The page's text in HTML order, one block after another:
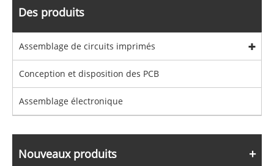
Des produits
Assemblage de circuits imprimés
Conception et disposition des PCB
Assemblage électronique
Nouveaux produits